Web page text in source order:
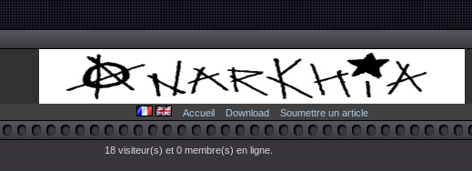
Accueil Download Soumettre un article
18 visiteur(s) et 0 membre(s) en ligne.